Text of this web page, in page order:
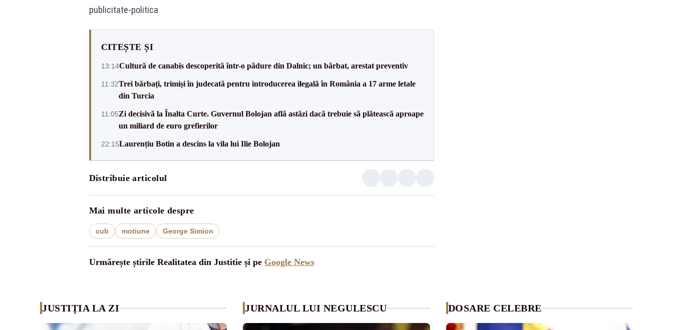
publicitate-politica
CITEȘTE ȘI
13:14Cultură de canabis descoperită într-o pădure din Dalnic; un bărbat, arestat preventiv
11:32Trei bărbați, trimiși în judecată pentru introducerea ilegală în România a 17 arme letale
din Turcia
11:05Zi decisivă la Înalta Curte. Guvernul Bolojan află astăzi dacă trebuie să plătească aproape
un miliard de euro grefierilor
22:15Laurențiu Botin a descins la vila lui Ilie Bolojan
Distribuie articolul
Mai multe articole despre
cub motiune George Simion
Urmărește știrile Realitatea din Justitie și pe Google News
JUSTIȚIA LA ZI JURNALUL LUI NEGULESCU DOSARE CELEBRE